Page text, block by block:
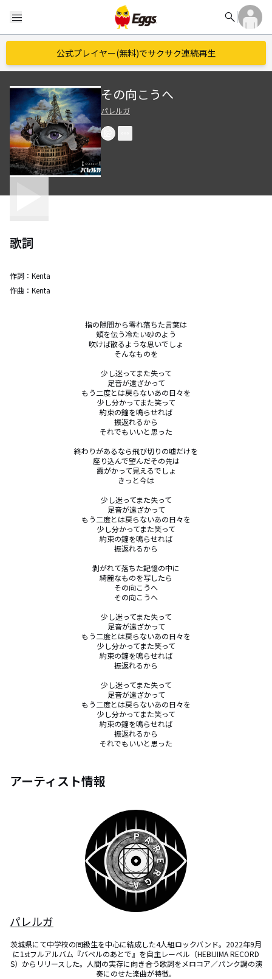
menu search
公式プレイヤー(無料)でサクサク連続再生
その向こうへ
パレルガ
歌詞
作詞： Kenta
作曲： Kenta
指の隙間から零れ落ちた言葉は
頬を伝う冷たい砂のよう
吹けば散るような思いでしょ
そんなものを
少し迷ってまた失って
足音が遠ざかって
もう二度とは戻らないあの日々を
少し分かってまた笑って
約束の鐘を鳴らせれば
振返れるから
それでもいいと思った
終わりがあるなら飛び切りの嘘だけを
座り込んで望んだその先は
霞がかって見えるでしょ
きっと今は
少し迷ってまた失って
足音が遠ざかって
もう二度とは戻らないあの日々を
少し分かってまた笑って
約束の鐘を鳴らせれば
振返れるから
剥がれて落ちた記憶の中に
綺麗なものを写したら
その向こうへ
その向こうへ
少し迷ってまた失って
足音が遠ざかって
もう二度とは戻らないあの日々を
少し分かってまた笑って
約束の鐘を鳴らせれば
振返れるから
少し迷ってまた失って
足音が遠ざかって
もう二度とは戻らないあの日々を
少し分かってまた笑って
約束の鐘を鳴らせれば
振返れるから
それでもいいと思った
アーティスト情報
パレルガ
茨城県にて中学校の同級生を中心に結成した4人組ロックバンド。2022年9月
に1stフルアルバム『バベルのあとで』を自主レーベル（HEBIJIMA RECORD
S）からリリースした。人間の実存に向き合う歌詞をメロコア／パンク調の演
奏にのせた楽曲が特徴。